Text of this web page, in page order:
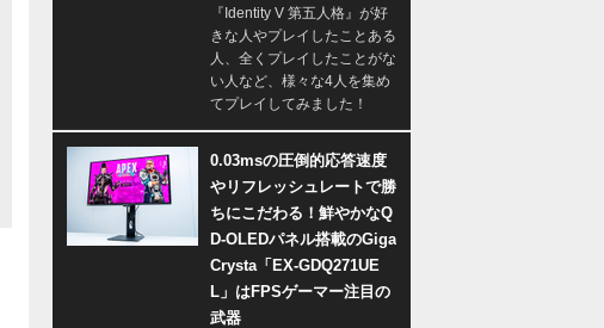
『Identity V 第五人格』が好
きな人やプレイしたことある
人、全くプレイしたことがな
い人など、様々な4人を集め
てプレイしてみました！
0.03msの圧倒的応答速度
やリフレッシュレートで勝
ちにこだわる！鮮やかなQ
D-OLEDパネル搭載のGiga
Crysta「EX-GDQ271UE
L」はFPSゲーマー注目の
武器